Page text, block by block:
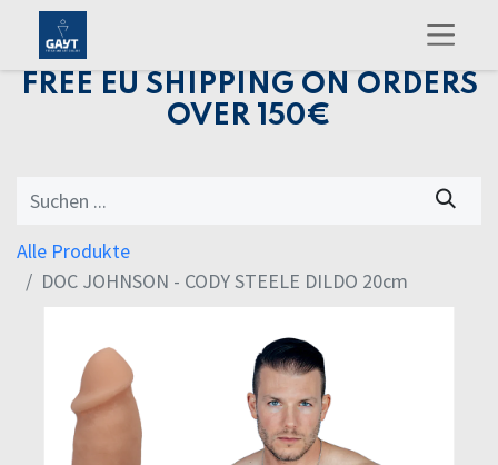
FREE EU SHIPPING ON ORDERS
OVER 150€
Alle Produkte
DOC JOHNSON - CODY STEELE DILDO 20cm